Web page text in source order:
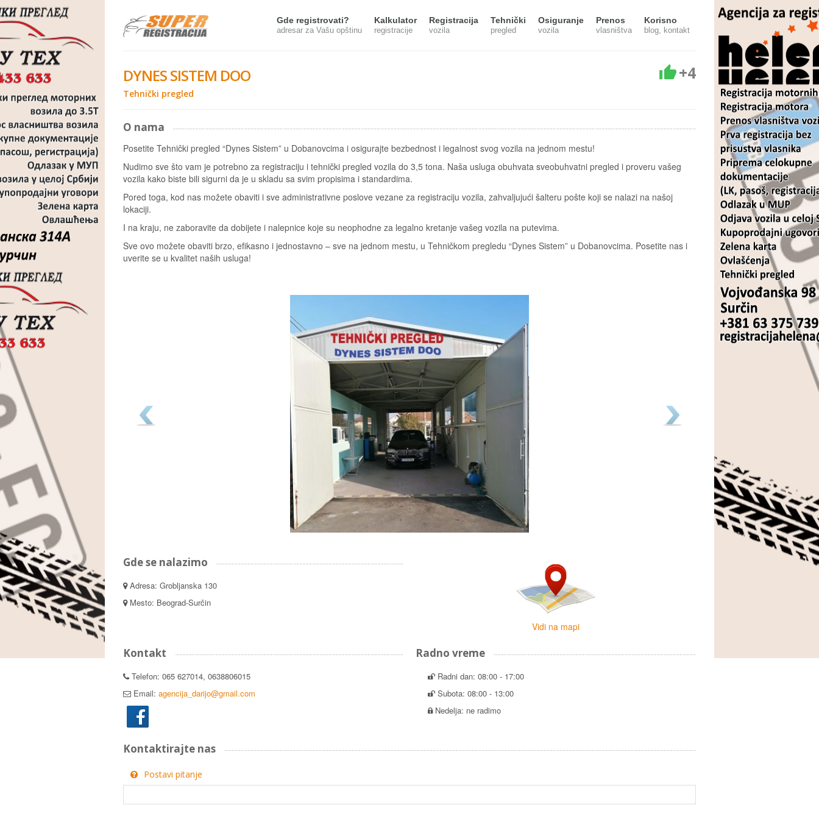
Gde registrovati?
adresar za Vašu opštinu
Kalkulator
registracije
Registracija
vozila
Tehnički
pregled
Osiguranje
vozila
Prenos
vlasništva
Korisno
blog, kontakt
DYNES SISTEM DOO
Tehnički pregled
+4
O nama
Posetite Tehnički pregled “Dynes Sistem” u Dobanovcima i osigurajte bezbednost i legalnost svog vozila na jednom mestu!
Nudimo sve što vam je potrebno za registraciju i tehnički pregled vozila do 3,5 tona. Naša usluga obuhvata sveobuhvatni pregled i proveru vašeg
vozila kako biste bili sigurni da je u skladu sa svim propisima i standardima.
Pored toga, kod nas možete obaviti i sve administrativne poslove vezane za registraciju vozila, zahvaljujući šalteru pošte koji se nalazi na našoj
lokaciji.
I na kraju, ne zaboravite da dobijete i nalepnice koje su neophodne za legalno kretanje vašeg vozila na putevima.
Sve ovo možete obaviti brzo, efikasno i jednostavno – sve na jednom mestu, u Tehničkom pregledu “Dynes Sistem” u Dobanovcima. Posetite nas i
uverite se u kvalitet naših usluga!
Gde se nalazimo
Adresa: Grobljanska 130
Mesto: Beograd-Surčin
Vidi na mapi
Kontakt
Telefon: 065 627014, 0638806015
Email: agencija_darijo@gmail.com
Radno vreme
Radni dan: 08:00 - 17:00
Subota: 08:00 - 13:00
Nedelja: ne radimo
Kontaktirajte nas
Postavi pitanje